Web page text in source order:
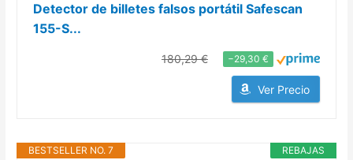
Detector de billetes falsos portátil Safescan
155-S...
180,29 € −29,30 €
Ver Precio
REBAJAS
BESTSELLER NO. 7